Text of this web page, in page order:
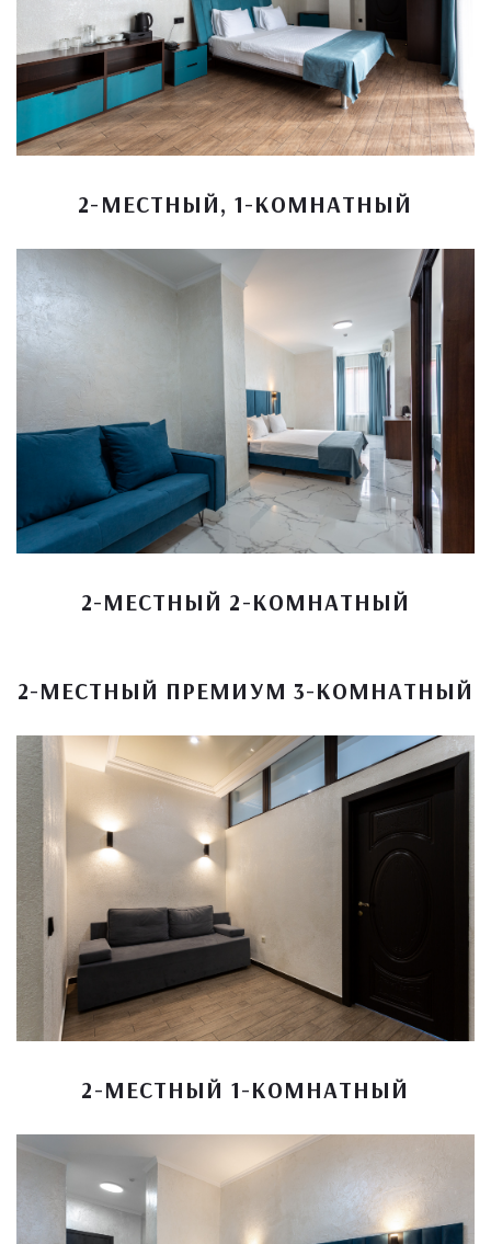
2-МЕСТНЫЙ, 1-КОМНАТНЫЙ
2-МЕСТНЫЙ 2-КОМНАТНЫЙ
2-МЕСТНЫЙ ПРЕМИУМ 3-КОМНАТНЫЙ
2-МЕСТНЫЙ 1-КОМНАТНЫЙ